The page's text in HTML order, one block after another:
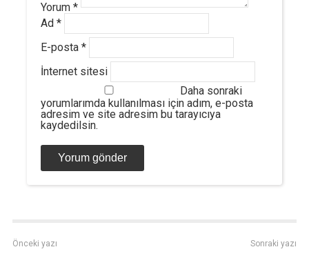
Yorum *
Ad *
E-posta *
İnternet sitesi
Daha sonraki
yorumlarımda kullanılması için adım, e-posta
adresim ve site adresim bu tarayıcıya
kaydedilsin.
Önceki yazı
Sonraki yazı